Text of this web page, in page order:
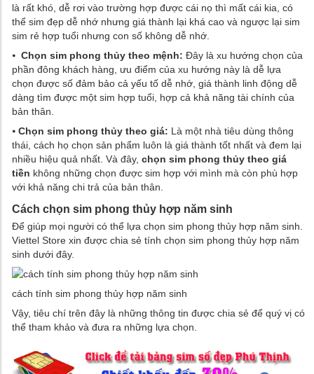
là rất khó, dễ rơi vào trường hợp được cái nọ thì mất cái kia, có
thể sim đẹp dễ nhớ nhưng giá thành lại khá cao và ngược lại sim
sim rẻ hợp tuổi nhưng con số không dễ nhớ.
⦁ Chọn sim phong thủy theo mệnh: Đây là xu hướng chọn của
phần đông khách hàng, ưu điểm của xu hướng này là dễ lựa
chọn được số đảm bảo cả yếu tố dễ nhớ, giá thành linh động dễ
dàng tìm được một sim hợp tuổi, hợp cả khả năng tài chính của
bản thân.
⦁ Chọn sim phong thủy theo giá: Là một nhà tiêu dùng thông
thái, cách họ chọn sản phẩm luôn là giá thành tốt nhất và đem lại
nhiều hiệu quả nhất. Và đây, chọn sim phong thủy theo giá
tiền không những chọn được sim hợp với mình mà còn phù hợp
với khả năng chi trả của bản thân.
Cách chọn sim phong thủy hợp năm sinh
Để giúp mọi người có thể lựa chọn sim phong thủy hợp năm sinh.
Viettel Store xin được chia sẻ tính chọn sim phong thủy hợp năm
sinh dưới đây.
cách tính sim phong thủy hợp năm sinh
Vậy, tiêu chí trên đây là những thông tin được chia sẻ để quý vị có
thể tham khảo và đưa ra những lựa chọn.